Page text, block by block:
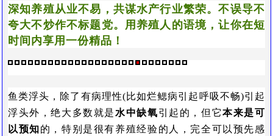
深知养殖从业不易，共谋水产行业繁荣。不误导不
夸大不炒作不标题党。用养殖人的语境，让你在短
时间内享用一份精品！
鱼类浮头，除了有病理性(比如烂鳃病引起呼吸不畅)引起
浮头外，绝大多数就是 水中缺氧引起的，但它本来是可
以预知的，特别是很有养殖经验的人，完全可以预先感